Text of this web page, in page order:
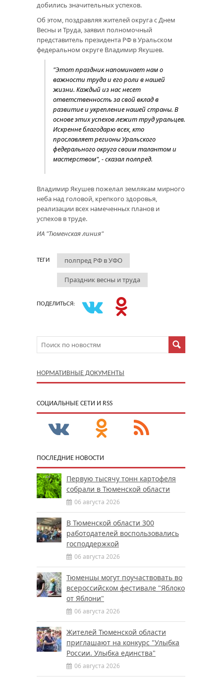
добились значительных успехов.
Об этом, поздравляя жителей округа с Днем
Весны и Труда, заявил полномочный
представитель президента РФ в Уральском
федеральном округе Владимир Якушев.
"Этот праздник напоминает нам о
важности труда и его роли в нашей
жизни. Каждый из нас несет
ответственность за свой вклад в
развитие и укрепление нашей страны. В
основе этих успехов лежит труд уральцев.
Искренне благодарю всех, кто
прославляет регионы Уральского
федерального округа своим талантом и
мастерством", - сказал полпред.
Владимир Якушев пожелал землякам мирного
неба над головой, крепкого здоровья,
реализации всех намеченных планов и
успехов в труде.
ИА "Тюменская линия"
ТЕГИ полпред РФ в УФО
Праздник весны и труда
ПОДЕЛИТЬСЯ:
НОРМАТИВНЫЕ ДОКУМЕНТЫ
CОЦИАЛЬНЫЕ СЕТИ И RSS
ПОСЛЕДНИЕ НОВОСТИ
Первую тысячу тонн картофеля
собрали в Тюменской области
06 августа 2026
В Тюменской области 300
работодателей воспользовались
господдержкой
06 августа 2026
Тюменцы могут поучаствовать во
всероссийском фестивале "Яблоко
от Яблони"
06 августа 2026
Жителей Тюменской области
приглашают на конкурс "Улыбка
России. Улыбка единства"
06 августа 2026